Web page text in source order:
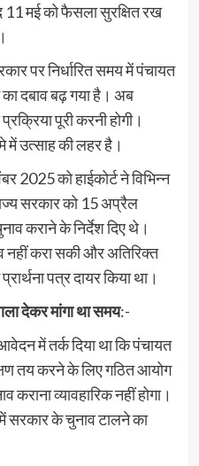
11 मई को फैसला सुरक्षित रख
पर निर्धारित समय में पंचायत
दबाव बढ़ गया है। अब
पूरी करनी होगी।
उत्साह की लहर है।
2025 को हाईकोर्ट ने विभिन्न
सरकार को 15 अप्रैल
कराने के निर्देश दिए थे।
नहीं करा सकी और अतिरिक्त
पत्र दायर किया था।
देकर मांगा था समय:-
में तर्क दिया था कि पंचायत
तय करने के लिए गठित आयोग
कराना व्यावहारिक नहीं होगा।
में सरकार के चुनाव टालने का